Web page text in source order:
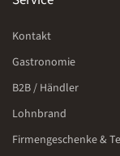
Kontakt
Gastronomie
B2B / Händler
Lohnbrand
Firmengeschenke &